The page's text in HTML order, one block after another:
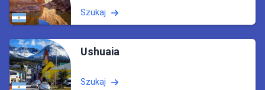
Szukaj
Ushuaia
Szukaj